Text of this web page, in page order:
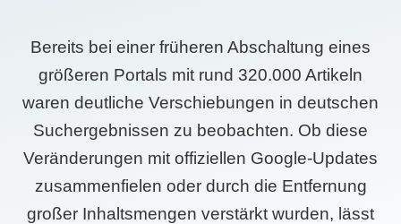
Bereits bei einer früheren Abschaltung eines
größeren Portals mit rund 320.000 Artikeln
waren deutliche Verschiebungen in deutschen
Suchergebnissen zu beobachten. Ob diese
Veränderungen mit offiziellen Google-Updates
zusammenfielen oder durch die Entfernung
großer Inhaltsmengen verstärkt wurden, lässt